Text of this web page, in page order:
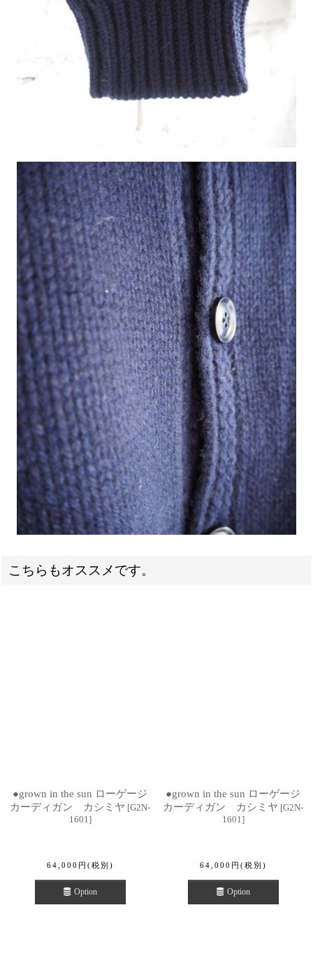
こちらもオススメです。
●grown in the sun ローゲージ
カーディガン カシミヤ [G2N-
1601 ]
64,000 円 (税別)
Option
●grown in the sun ローゲージ
カーディガン カシミヤ [G2N-
1601 ]
64,000 円 (税別)
Option